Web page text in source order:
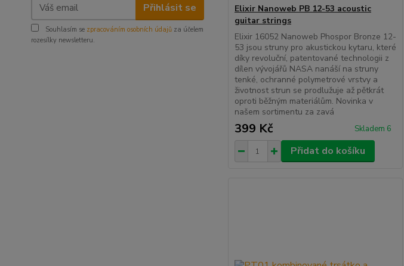
Přihlásit se
Souhlasím se zpracováním osobních údajů za účelem
rozesílky newsletteru.
Elixir Nanoweb PB 12-53 acoustic
guitar strings
Elixir 16052 Nanoweb Phospor Bronze 12-
53 jsou struny pro akustickou kytaru, které
díky revoluční, patentované technologii z
dílen vývojářů NASA nanáší na struny
tenké, ochranné polymetrové vrstvy a
životnost strun se prodlužuje až pětkrát
oproti běžným materiálům. Novinka v
našem sortimentu za zavá
399 Kč Skladem 6
Přidat do košíku